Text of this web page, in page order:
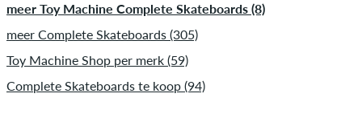
meer Toy Machine Complete Skateboards (8)
meer Complete Skateboards (305)
Toy Machine Shop per merk (59)
Complete Skateboards te koop (94)